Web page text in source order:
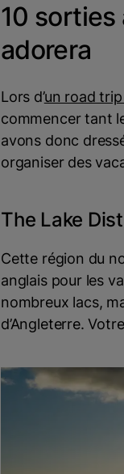
10 sorties
adorera
Lors d’un road
commencer tant
avons donc
organiser des
The Lake
Cette région du
anglais pour les
nombreux lacs,
d’Angleterre.